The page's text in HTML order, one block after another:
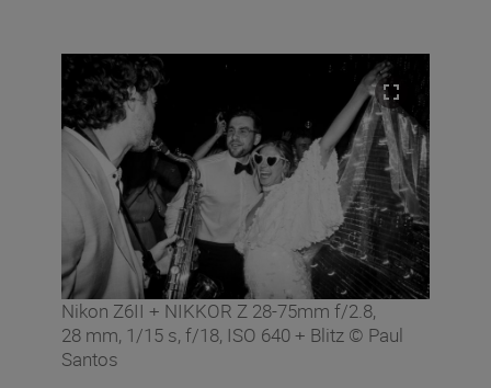
Nikon Z6II + NIKKOR Z 28-75mm f/2.8,
28 mm, 1/15 s, f/18, ISO 640 + Blitz © Paul
Santos